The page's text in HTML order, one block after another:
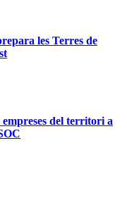
les Terres de
del territori a